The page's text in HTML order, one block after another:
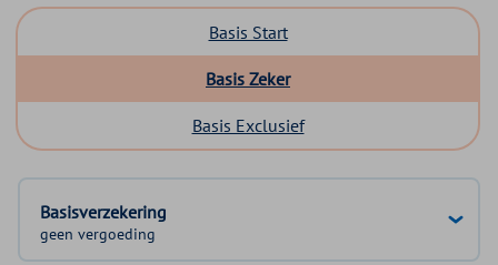
Basis Start
Basis Zeker
Basis Exclusief
Basisverzekering
geen vergoeding